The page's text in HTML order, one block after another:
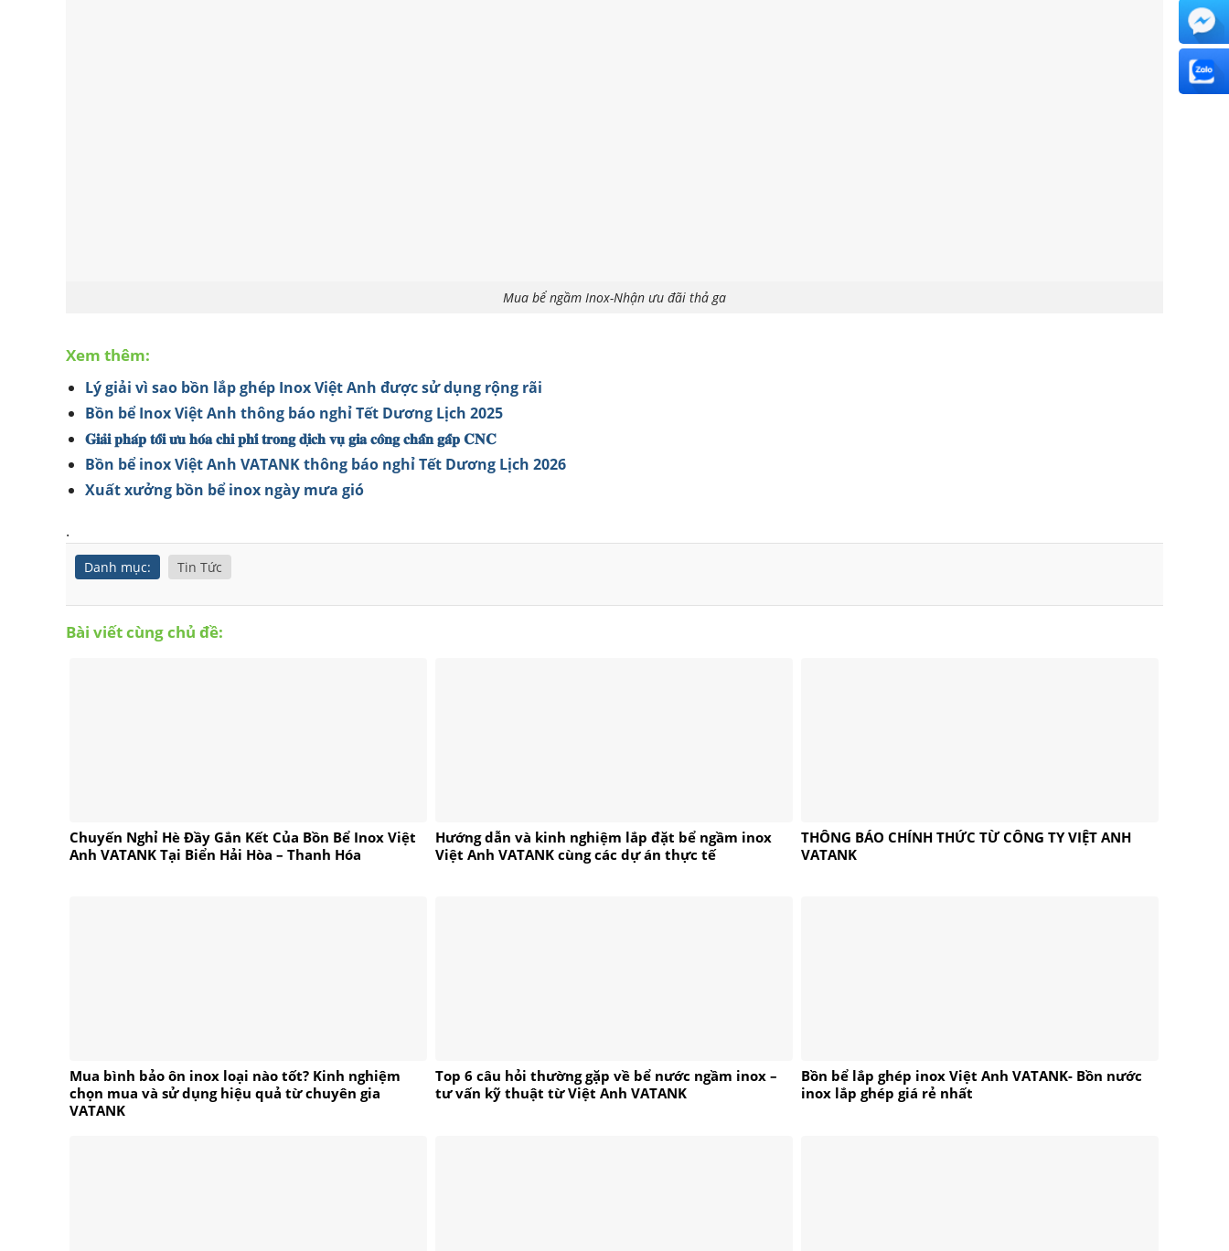
Mua bể ngầm Inox-Nhận ưu đãi thả ga
Xem thêm:
Lý giải vì sao bồn lắp ghép Inox Việt Anh được sử dụng rộng rãi
Bồn bể Inox Việt Anh thông báo nghỉ Tết Dương Lịch 2025
𝐆𝐢𝐚̉𝐢 𝐩𝐡𝐚́𝐩 𝐭𝐨̂́𝐢 𝐮̛𝐮 𝐡𝐨́𝐚 𝐜𝐡𝐢 𝐩𝐡𝐢́ 𝐭𝐫𝐨𝐧𝐠 𝐝𝐢̣𝐜𝐡 𝐯𝐮̣ 𝐠𝐢𝐚 𝐜𝐨̂𝐧𝐠 𝐜𝐡𝐚̂́𝐧 𝐠𝐚̂́𝐩 𝐂𝐍𝐂
Bồn bể inox Việt Anh VATANK thông báo nghỉ Tết Dương Lịch 2026
Xuất xưởng bồn bể inox ngày mưa gió
.
Danh mục: Tin Tức
Bài viết cùng chủ đề:
Chuyến Nghỉ Hè Đầy Gắn Kết Của Bồn Bể Inox Việt
Anh VATANK Tại Biển Hải Hòa – Thanh Hóa
Hướng dẫn và kinh nghiệm lắp đặt bể ngầm inox
Việt Anh VATANK cùng các dự án thực tế
THÔNG BÁO CHÍNH THỨC TỪ CÔNG TY VIỆT ANH
VATANK
Mua bình bảo ôn inox loại nào tốt? Kinh nghiệm
chọn mua và sử dụng hiệu quả từ chuyên gia
VATANK
Top 6 câu hỏi thường gặp về bể nước ngầm inox –
tư vấn kỹ thuật từ Việt Anh VATANK
Bồn bể lắp ghép inox Việt Anh VATANK- Bồn nước
inox lắp ghép giá rẻ nhất